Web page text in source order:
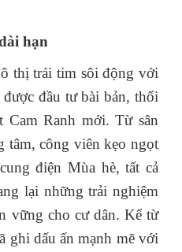
hạn
thị trái tim sôi động với
đầu tư bài bản, thổi
Cam Ranh mới. Từ sân
tâm, công viên kẹo ngọt
điện Mùa hè, tất cả
lại những trải nghiệm
vững cho cư dân. Kể từ
ghi dấu ấn mạnh mẽ với